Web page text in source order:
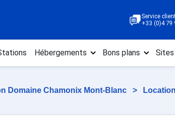
Service
+33 (0)4 79
Hébergements Bons plans Sites
Domaine Chamonix Mont-Blanc >